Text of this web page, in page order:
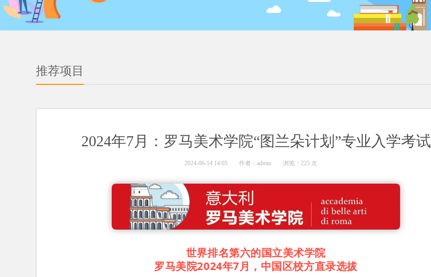
推荐项目
2024年7月：罗马美术学院“图兰朵计划”专业入学考试
2024-06-14 14:05 作者：admin 浏览： 225 次
世界排名第六的国立美术学院
罗马美院2024年7月，中国区校方直录选拔